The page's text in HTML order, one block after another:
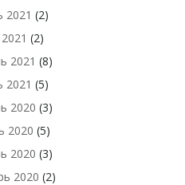
2021 (2)
(2)
2021 (8)
2021 (5)
2020 (3)
2020 (5)
2020 (3)
2020 (2)